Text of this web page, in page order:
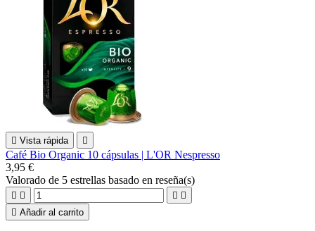
 Vista rápida 
Café Bio Organic 10 cápsulas | L'OR Nespresso
3,95 €
Valorado de 5 estrellas basado en reseña(s)
   
 Añadir al carrito